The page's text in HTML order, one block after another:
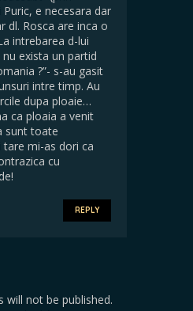
e necesara dar
dl. Rosca are inca o
intrebarea d-lui
nu exista un partid
?”- s-au gasit
intre timp. Au
dupa ploaie…
ca ploaia a venit
sunt toate
tare mi-as dori ca
cu
REPLY
will not be published.